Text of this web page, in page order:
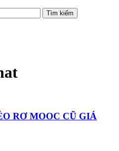
RƠ MOOC CŨ GIÁ